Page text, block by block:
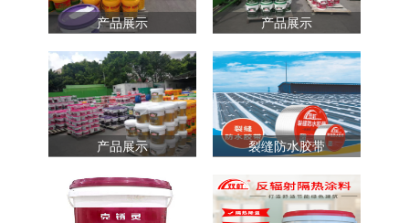
产品展示 产品展示
产品展示 裂缝防水胶带